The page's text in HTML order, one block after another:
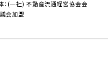
(一社) 不動産流通経営協会会
会加盟